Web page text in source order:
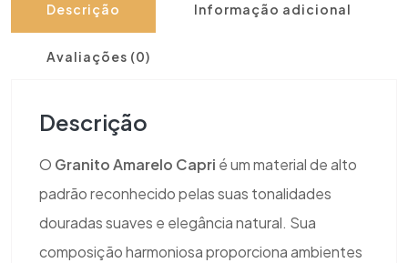
Descrição Informação adicional
Avaliações (0)
Descrição
O Granito Amarelo Capri é um material de alto
padrão reconhecido pelas suas tonalidades
douradas suaves e elegância natural. Sua
composição harmoniosa proporciona ambientes